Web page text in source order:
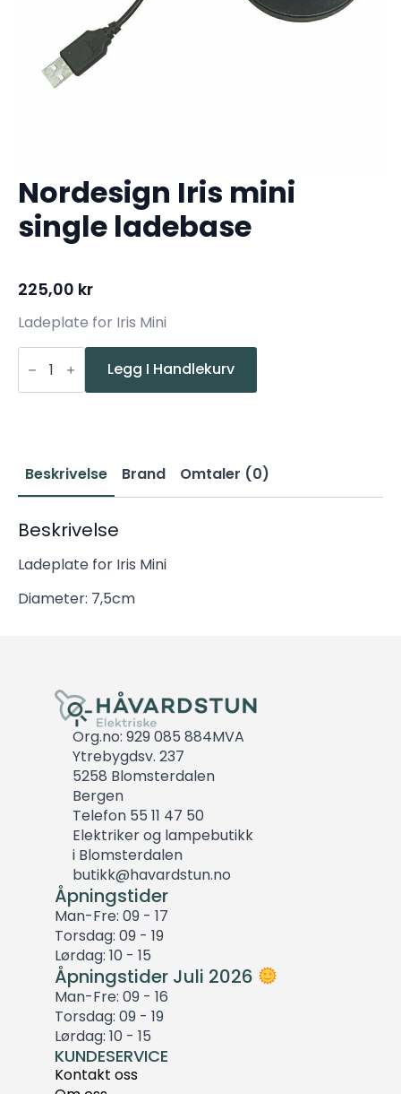
Nordesign Iris mini
single ladebase
225,00 kr
Ladeplate for Iris Mini
Nordesign
Iris
single
Legg I Handlekurv
Beskrivelse Brand Omtaler (0)
Beskrivelse
Ladeplate for Iris Mini
Diameter: 7,5cm
Org.no: 929 085 884MVA
Ytrebygdsv. 237
5258 Blomsterdalen
Bergen
Telefon 55 11 47 50
Elektriker og lampebutikk
i Blomsterdalen
butikk@havardstun.no
Åpningstider
Man-Fre: 09 - 17
Torsdag: 09 - 19
Lørdag: 10 - 15
Åpningstider Juli 2026
Man-Fre: 09 - 16
Torsdag: 09 - 19
Lørdag: 10 - 15
KUNDESERVICE
Kontakt oss